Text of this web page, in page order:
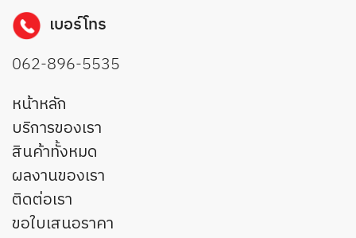
เบอร์โทร
062-896-5535
หน้าหลัก
บริการของเรา
สินค้าทั้งหมด
ผลงานของเรา
ติดต่อเรา
ขอใบเสนอราคา